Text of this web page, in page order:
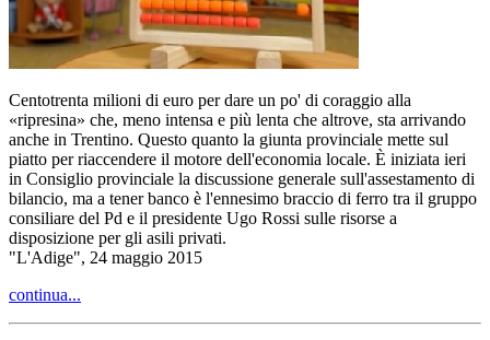
Centotrenta milioni di euro per dare un po' di coraggio alla
«ripresina» che, meno intensa e più lenta che altrove, sta arrivando
anche in Trentino. Questo quanto la giunta provinciale mette sul
piatto per riaccendere il motore dell'economia locale. È iniziata ieri
in Consiglio provinciale la discussione generale sull'assestamento di
bilancio, ma a tener banco è l'ennesimo braccio di ferro tra il gruppo
consiliare del Pd e il presidente Ugo Rossi sulle risorse a
disposizione per gli asili privati.
"L'Adige", 24 maggio 2015
continua...